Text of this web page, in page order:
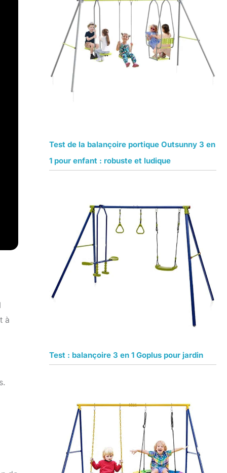
à
Test de la balançoire portique Outsunny 3 en
1 pour enfant : robuste et ludique
Test : balançoire 3 en 1 Goplus pour jardin